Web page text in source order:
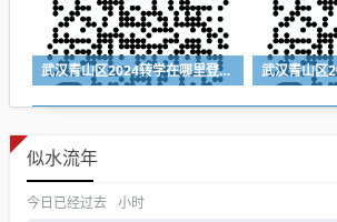
武汉青山区2024转学在哪里登记（登记入口+登记时间+所需材料）
似水流年
今日已经过去 小时